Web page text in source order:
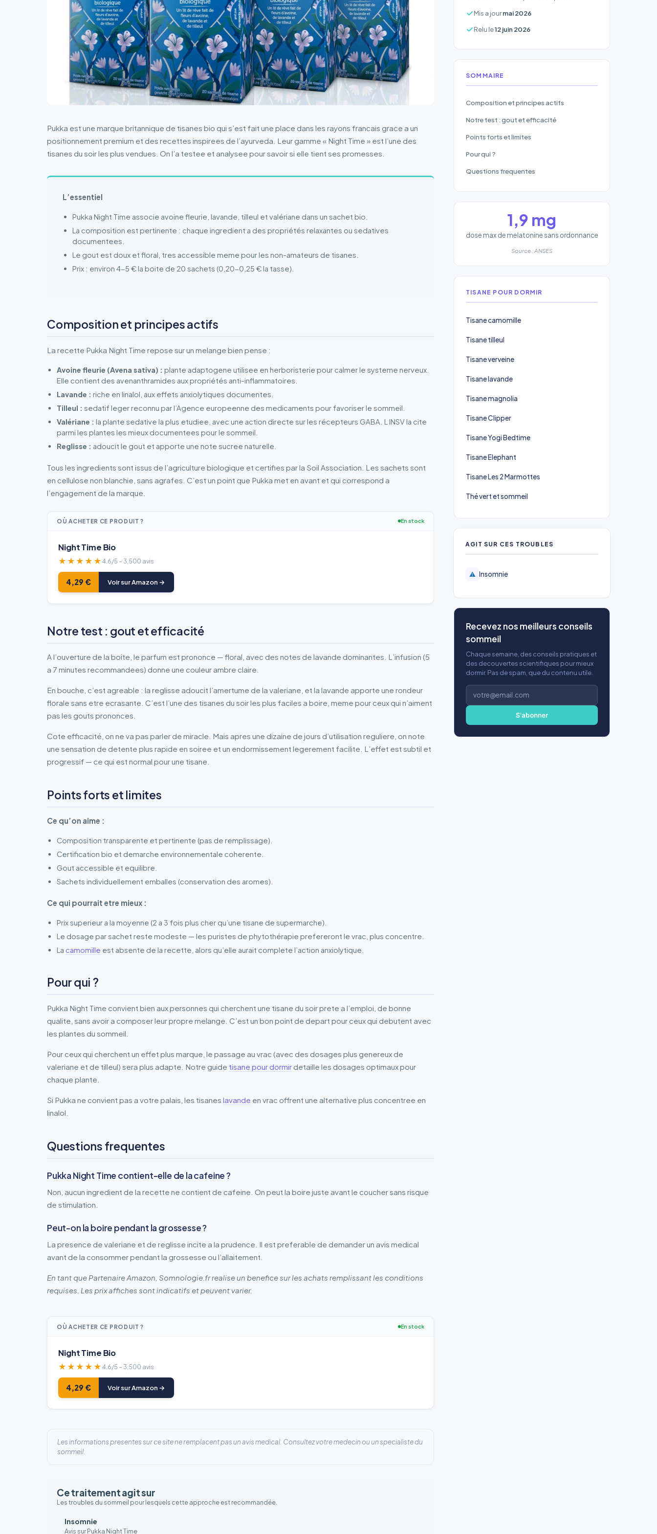
Pukka est une marque britannique de tisanes bio qui s’est fait une place dans les rayons francais grace a un
positionnement premium et des recettes inspirees de l’ayurveda. Leur gamme « Night Time » est l’une des
tisanes du soir les plus vendues. On l’a testee et analysee pour savoir si elle tient ses promesses.
L’essentiel
Pukka Night Time associe avoine fleurie, lavande, tilleul et valériane dans un sachet bio.
La composition est pertinente : chaque ingredient a des propriétés relaxantes ou sedatives
documentees.
Le gout est doux et floral, tres accessible meme pour les non-amateurs de tisanes.
Prix : environ 4-5 € la boite de 20 sachets (0,20-0,25 € la tasse).
Composition et principes actifs
La recette Pukka Night Time repose sur un melange bien pense :
Avoine fleurie (Avena sativa) : plante adaptogene utilisee en herboristerie pour calmer le systeme nerveux.
Elle contient des avenanthramides aux propriétés anti-inflammatoires.
Lavande : riche en linalol, aux effets anxiolytiques documentes.
Tilleul : sedatif leger reconnu par l’Agence europeenne des medicaments pour favoriser le sommeil.
Valériane : la plante sedative la plus etudiee, avec une action directe sur les récepteurs GABA. L INSV la cite
parmi les plantes les mieux documentees pour le sommeil.
Reglisse : adoucit le gout et apporte une note sucree naturelle.
Tous les ingredients sont issus de l’agriculture biologique et certifies par la Soil Association. Les sachets sont
en cellulose non blanchie, sans agrafes. C’est un point que Pukka met en avant et qui correspond a
l’engagement de la marque.
OÙ ACHETER CE PRODUIT ? En stock
Night Time Bio
★★★★★4.6/5 – 3,500 avis
4,29 € Voir sur Amazon →
Notre test : gout et efficacité
A l’ouverture de la boite, le parfum est prononce — floral, avec des notes de lavande dominantes. L’infusion (5
a 7 minutes recommandees) donne une couleur ambre claire.
En bouche, c’est agreable : la reglisse adoucit l’amertume de la valeriane, et la lavande apporte une rondeur
florale sans etre ecrasante. C’est l’une des tisanes du soir les plus faciles a boire, meme pour ceux qui n’aiment
pas les gouts prononces.
Cote efficacité, on ne va pas parler de miracle. Mais apres une dizaine de jours d’utilisation reguliere, on note
une sensation de detente plus rapide en soiree et un endormissement legerement facilite. L’effet est subtil et
progressif — ce qui est normal pour une tisane.
Points forts et limites
Ce qu’on aime :
Composition transparente et pertinente (pas de remplissage).
Certification bio et demarche environnementale coherente.
Gout accessible et equilibre.
Sachets individuellement emballes (conservation des aromes).
Ce qui pourrait etre mieux :
Prix superieur a la moyenne (2 a 3 fois plus cher qu’une tisane de supermarche).
Le dosage par sachet reste modeste — les puristes de phytothérapie prefereront le vrac, plus concentre.
La camomille est absente de la recette, alors qu’elle aurait complete l’action anxiolytique.
Pour qui ?
Pukka Night Time convient bien aux personnes qui cherchent une tisane du soir prete a l’emploi, de bonne
qualite, sans avoir a composer leur propre melange. C’est un bon point de depart pour ceux qui debutent avec
les plantes du sommeil.
Pour ceux qui cherchent un effet plus marque, le passage au vrac (avec des dosages plus genereux de
valeriane et de tilleul) sera plus adapte. Notre guide tisane pour dormir detaille les dosages optimaux pour
chaque plante.
Si Pukka ne convient pas a votre palais, les tisanes lavande en vrac offrent une alternative plus concentree en
linalol.
Questions frequentes
Pukka Night Time contient-elle de la cafeine ?
Non, aucun ingredient de la recette ne contient de cafeine. On peut la boire juste avant le coucher sans risque
de stimulation.
Peut-on la boire pendant la grossesse ?
La presence de valeriane et de reglisse incite a la prudence. Il est preferable de demander un avis medical
avant de la consommer pendant la grossesse ou l’allaitement.
En tant que Partenaire Amazon, Somnologie.fr realise un benefice sur les achats remplissant les conditions
requises. Les prix affiches sont indicatifs et peuvent varier.
OÙ ACHETER CE PRODUIT ? En stock
Night Time Bio
★★★★★4.6/5 – 3,500 avis
4,29 € Voir sur Amazon →
Les informations presentes sur ce site ne remplacent pas un avis medical. Consultez votre medecin ou un specialiste du
sommeil.
Ce traitement agit sur
Les troubles du sommeil pour lesquels cette approche est recommandée.
Insomnie
Avis sur Pukka Night Time
Mis a jourmai 2026
Relu le12 juin 2026
SOMMAIRE
Composition et principes actifs
Notre test : gout et efficacité
Points forts et limites
Pour qui ?
Questions frequentes
1,9 mg
dose max de melatonine sans ordonnance
Source : ANSES
TISANE POUR DORMIR
Tisane camomille
Tisane tilleul
Tisane verveine
Tisane lavande
Tisane magnolia
Tisane Clipper
Tisane Yogi Bedtime
Tisane Elephant
Tisane Les 2 Marmottes
Thé vert et sommeil
AGIT SUR CES TROUBLES
⚠️ Insomnie
Recevez nos meilleurs conseils
sommeil
Chaque semaine, des conseils pratiques et
des decouvertes scientifiques pour mieux
dormir. Pas de spam, que du contenu utile.
Adresse
e-
S'abonner